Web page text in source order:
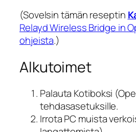
(Sovelsin tämän reseptin
Relayd Wireless Bridge in
ohjeista.)
Alkutoimet
Palauta Kotiboksi
tehdasasetuksille.
Irrota PC muista